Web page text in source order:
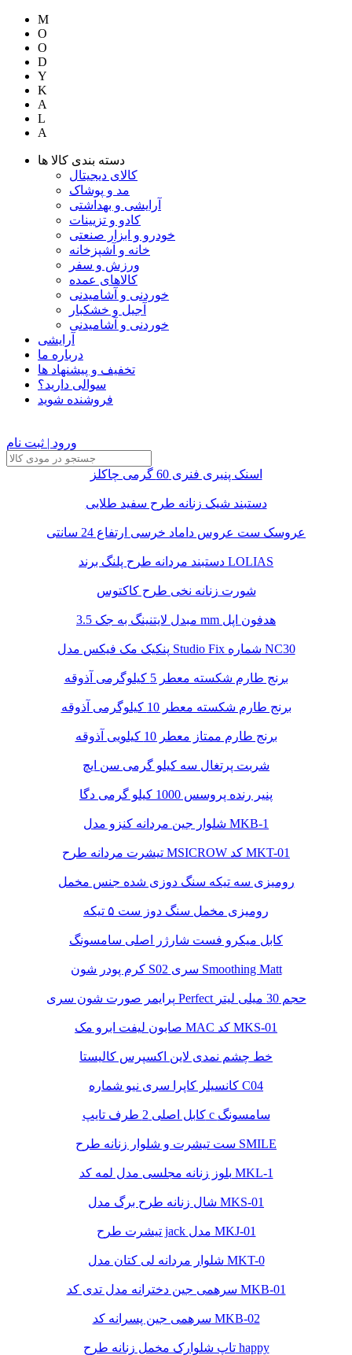
M
O
O
D
Y
K
A
L
A
دسته بندی کالا ها
کالای دیجیتال
مد و پوشاک
آرایشی و بهداشتی
کادو و تزیینات
خودرو و ابزار صنعتی
خانه و آشپزخانه
ورزش و سفر
کالاهای عمده
خوردنی و آشامیدنی
آجیل و خشکبار
خوردنی و آشامیدنی
آرایشی
درباره ما
تخفیف و پیشنهاد ها
سوالی دارید؟
فروشنده شوید
ورود | ثبت نام
اسنک پنیری فنری 60 گرمی چاکلز
دستبند شیک زنانه طرح سفید طلایی
عروسک ست عروس داماد خرسی ارتفاع 24 سانتی
دستبند مردانه طرح پلنگ برند LOLIAS
شورت زنانه نخی طرح کاکتوس
مبدل لایتنینگ به جک 3.5 mm هدفون اپل
پنکیک مک فیکس مدل Studio Fix شماره NC30
برنج طارم شکسته معطر 5 کیلوگرمی آذوقه
برنج طارم شکسته معطر 10 کیلوگرمی آذوقه
برنج طارم ممتاز معطر 10 کیلویی آذوقه
شربت پرتغال سه کیلو گرمی سن ایچ
پنیر رنده پروسس 1000 کیلو گرمی دگا
شلوار جین مردانه کنزو مدل MKB-1
تیشرت مردانه طرح MSICROW کد MKT-01
رومیزی سه تیکه سنگ دوزی شده جنس مخمل
رومیزی مخمل سنگ دوز ست ۵ تیکه
کابل میکرو فست شارژر اصلی سامسونگ
کرم پودر شون S02 سری Smoothing Matt
پرایمر صورت شون سری Perfect حجم 30 میلی لیتر
صابون لیفت ابرو مک MAC کد MKS-01
خط چشم نمدی لاین اکسپرس کالیستا
کانسیلر کاپرا سری نیو شماره C04
کابل اصلی 2 طرف تایپ c سامسونگ
ست تیشرت و شلوار زنانه طرح SMILE
بلوز زنانه مجلسی مدل لمه کد MKL-1
شال زنانه طرح برگ مدل MKS-01
تیشرت طرح jack مدل MKJ-01
شلوار مردانه لی کتان مدل MKT-0
سرهمی جین دخترانه مدل تدی کد MKB-01
سرهمی جین پسرانه کد MKB-02
تاپ شلوارک مخمل زنانه طرح happy